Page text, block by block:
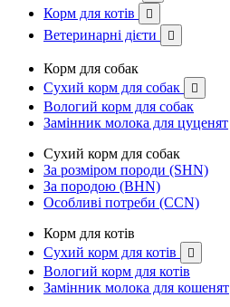
Корм для котів 
Ветеринарні дієти 
Корм для собак
Сухий корм для собак

Вологий корм для собак
Замінник молока для цуценят
Сухий корм для собак
За розміром породи (SHN)
За породою (BHN)
Особливі потреби (CCN)
Корм для котів
Сухий корм для котів

Вологий корм для котів
Замінник молока для кошенят